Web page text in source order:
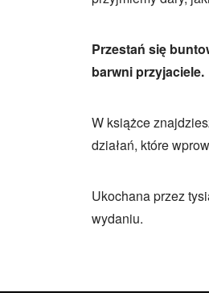
Przestań się
barwni przyjaciele.
W książce
działań, które
Ukochana przez
wydaniu.